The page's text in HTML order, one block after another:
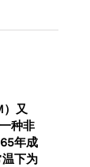
）又
种非
年成
下为